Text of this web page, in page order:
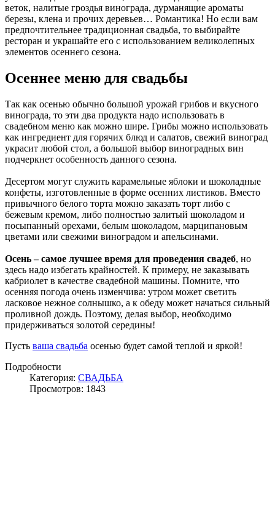
веток, налитые гроздья винограда, дурманящие ароматы
березы, клена и прочих деревьев… Романтика! Но если вам
предпочтительнее традиционная свадьба, то выбирайте
ресторан и украшайте его с использованием великолепных
элементов осеннего сезона.
Осеннее меню для свадьбы
Так как осенью обычно большой урожай грибов и вкусного
винограда, то эти два продукта надо использовать в
свадебном меню как можно шире. Грибы можно использовать
как ингредиент для горячих блюд и салатов, свежий виноград
украсит любой стол, а большой выбор виноградных вин
подчеркнет особенность данного сезона.
Десертом могут служить карамельные яблоки и шоколадные
конфеты, изготовленные в форме осенних листиков. Вместо
привычного белого торта можно заказать торт либо с
бежевым кремом, либо полностью залитый шоколадом и
посыпанный орехами, белым шоколадом, марципановым
цветами или свежими виноградом и апельсинами.
Осень – самое лучшее время для проведения свадеб, но
здесь надо избегать крайностей. К примеру, не заказывать
кабриолет в качестве свадебной машины. Помните, что
осенняя погода очень изменчива: утром может светить
ласковое нежное солнышко, а к обеду может начаться сильный
проливной дождь. Поэтому, делая выбор, необходимо
придерживаться золотой середины!
Пусть ваша свадьба осенью будет самой теплой и яркой!
Подробности
Категория: СВАДЬБА
Просмотров: 1843